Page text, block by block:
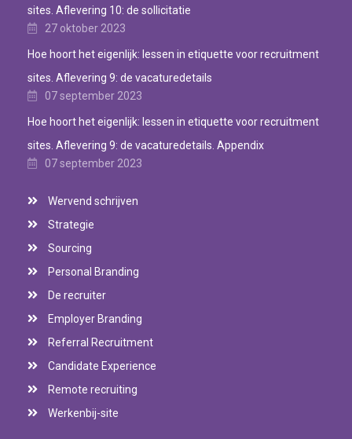
sites. Aflevering 10: de sollicitatie
27 oktober 2023
Hoe hoort het eigenlijk: lessen in etiquette voor recruitment
sites. Aflevering 9: de vacaturedetails
07 september 2023
Hoe hoort het eigenlijk: lessen in etiquette voor recruitment
sites. Aflevering 9: de vacaturedetails. Appendix
07 september 2023
Wervend schrijven
Strategie
Sourcing
Personal Branding
De recruiter
Employer Branding
Referral Recruitment
Candidate Experience
Remote recruiting
Werkenbij-site